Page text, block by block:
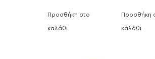
Προσθήκη στο
καλάθι
Προσθήκη
καλάθι